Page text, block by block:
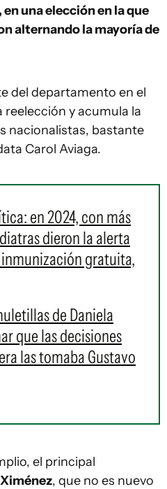
una elección en la que
alternando la mayoría de
del departamento en el
y acumula la
nacionalistas, bastante
Carol Aviaga.
en 2024, con más
dieron la alerta
gratuita,
de Daniela
que las decisiones
las tomaba Gustavo
el principal
, que no es nuevo